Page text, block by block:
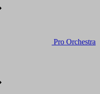
Pro Orchestra